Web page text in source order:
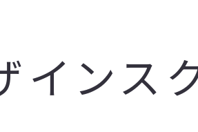
イン